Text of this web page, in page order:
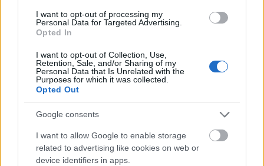
I want to opt-out of processing my
Personal Data for Targeted Advertising.
Opted In
I want to opt-out of Collection, Use,
Retention, Sale, and/or Sharing of my
Personal Data that Is Unrelated with the
Purposes for which it was collected.
Opted Out
Google consents
I want to allow Google to enable storage
related to advertising like cookies on web or
device identifiers in apps.
Ki nyer(t) ma?!
Megyeri Szabolcs• 2012. február 14.